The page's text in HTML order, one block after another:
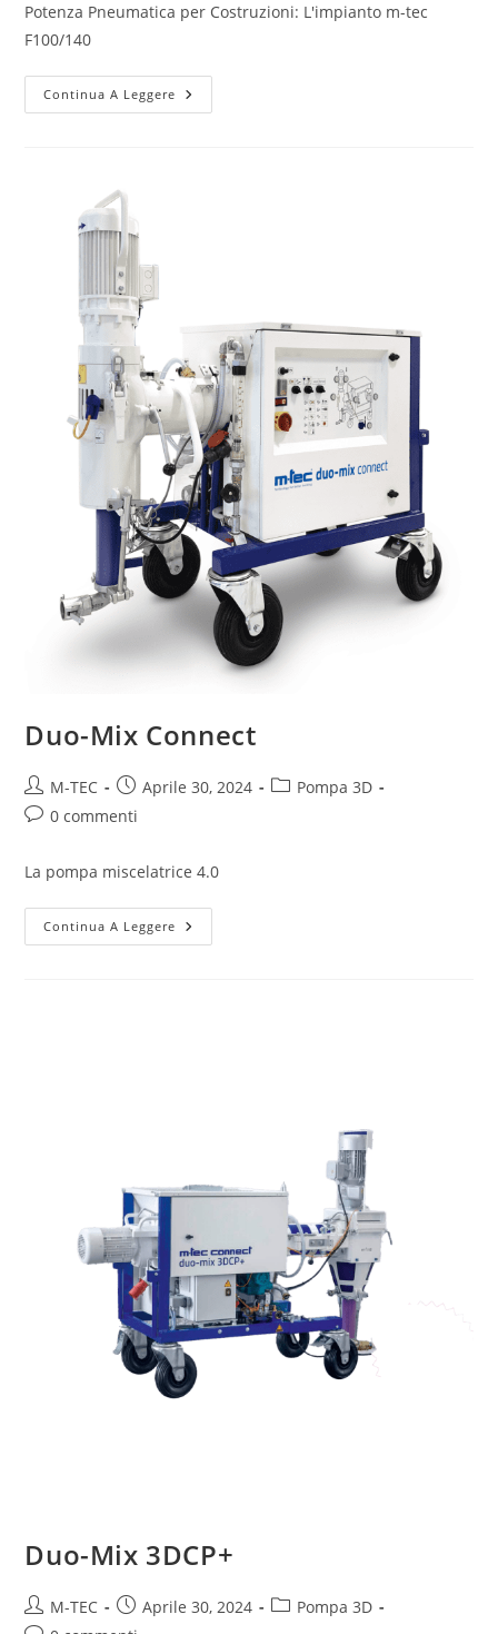
Potenza Pneumatica per Costruzioni: L'impianto m-tec
F100/140
Continua A Leggere
Duo-Mix Connect
M-TEC Aprile 30, 2024
Pompa 3D
0 commenti
La pompa miscelatrice 4.0
Continua A Leggere
Duo-Mix 3DCP+
M-TEC Aprile 30, 2024
Pompa 3D